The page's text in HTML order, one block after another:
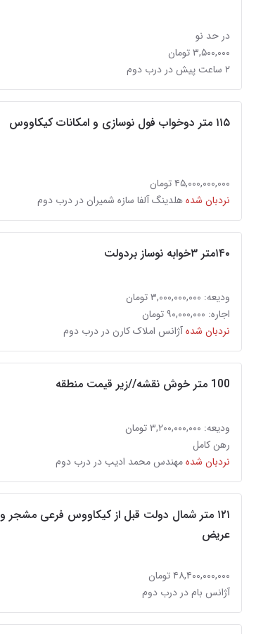
در حد نو
۳,۵۰۰,۰۰۰ تومان
۲ ساعت پیش در درب دوم
۱۱۵ متر دوخواب فول نوسازی و امکانات کیکاووس
۴۵,۰۰۰,۰۰۰,۰۰۰ تومان
نردبان شدههلدينگ آلفا سازه شمیران در درب دوم
۱۴۰متر ۳خوابه نوساز بردولت
ودیعه: ۳,۰۰۰,۰۰۰,۰۰۰ تومان
اجاره: ۹۰,۰۰۰,۰۰۰ تومان
نردبان شدهآژانس املاک کارن در درب دوم
100 متر خوش نقشه//زیر قیمت منطقه
ودیعه: ۳,۲۰۰,۰۰۰,۰۰۰ تومان
رهن کامل
نردبان شدهمهندس محمد ادیب در درب دوم
۱۲۱ متر شمال دولت قبل از کیکاووس فرعی مشجر و
عریض
۴۸,۴۰۰,۰۰۰,۰۰۰ تومان
آژانس بام در درب دوم